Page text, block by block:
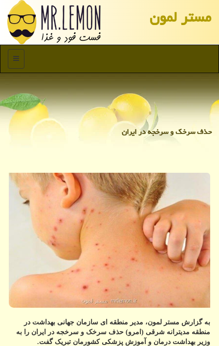
مستر لمون
منو
حذف سرخک و سرخجه در ایران
به گزارش مستر لمون، مدیر منطقه ای سازمان جهانی بهداشت در
منطقه مدیترانه شرقی (امرو) حذف سرخک و سرخجه در ایران را به
وزیر بهداشت درمان و آموزش پزشکی کشورمان تبریک گفت.